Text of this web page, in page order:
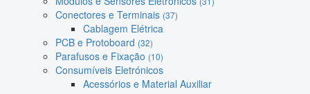
Conectores e Terminais (37)
Cablagem Elétrica
PCB e Protoboard (32)
Parafusos e Fixação (10)
Consumíveis Eletrónicos
Acessórios e Material Auxiliar